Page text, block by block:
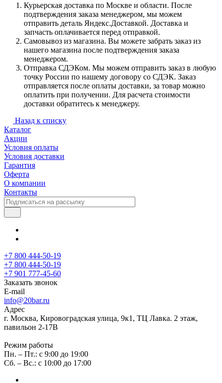
Курьерская доставка по Москве и области. После
подтверждения заказа менеджером, мы можем
отправить деталь Яндекс.Доставкой. Доставка и
запчасть оплачивается перед отправкой.
Самовывоз из магазина. Вы можете забрать заказ из
нашего магазина после подтверждения заказа
менеджером.
Отправка СДЭКом. Мы можем отправить заказ в любую
точку России по нашему договору со СДЭК. Заказ
отправляется после оплаты доставки, за товар можно
оплатить при получении. Для расчета стоимости
доставки обратитесь к менеджеру.
Назад к списку
Каталог
Акции
Условия оплаты
Условия доставки
Гарантия
Оферта
О компании
Контакты
+7 800 444-50-19
+7 800 444-50-19
+7 901 777-45-60
Заказать звонок
E-mail
info@20bar.ru
Адрес
г. Москва, Кировоградская улица, 9к1, ТЦ Лавка. 2 этаж,
павильон 2-17В
Режим работы
Пн. – Пт.: с 9:00 до 19:00
Сб. – Вс.: с 10:00 до 17:00